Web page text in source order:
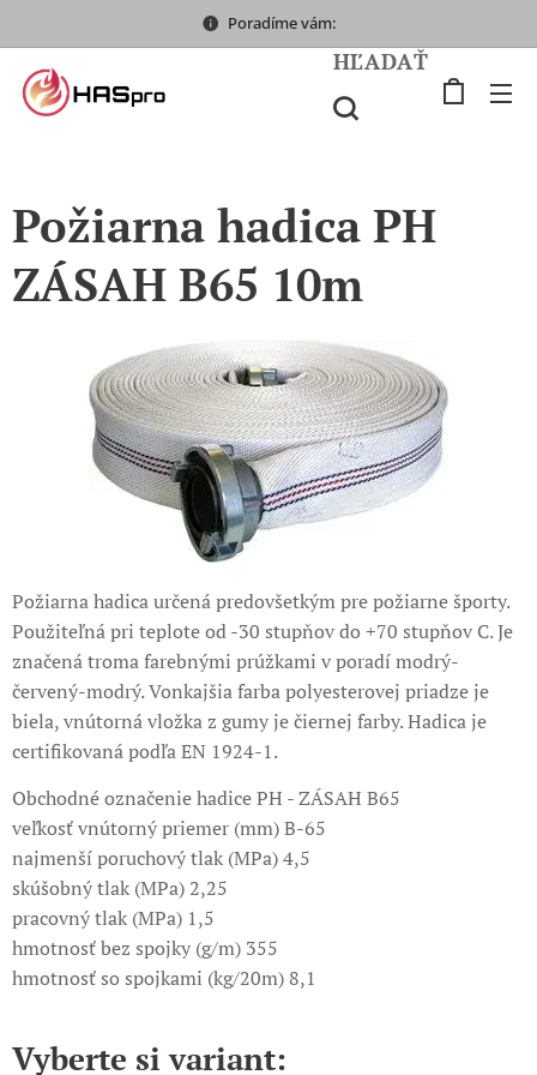
Poradíme vám:
HĽADAŤ
Požiarna hadica PH
ZÁSAH B65 10m
Požiarna hadica určená predovšetkým pre požiarne športy.
Použiteľná pri teplote od -30 stupňov do +70 stupňov C. Je
značená troma farebnými prúžkami v poradí modrý-
červený-modrý. Vonkajšia farba polyesterovej priadze je
biela, vnútorná vložka z gumy je čiernej farby. Hadica je
certifikovaná podľa EN 1924-1.
Obchodné označenie hadice PH - ZÁSAH B65
veľkosť vnútorný priemer (mm) B-65
najmenší poruchový tlak (MPa) 4,5
skúšobný tlak (MPa) 2,25
pracovný tlak (MPa) 1,5
hmotnosť bez spojky (g/m) 355
hmotnosť so spojkami (kg/20m) 8,1
Vyberte si variant: